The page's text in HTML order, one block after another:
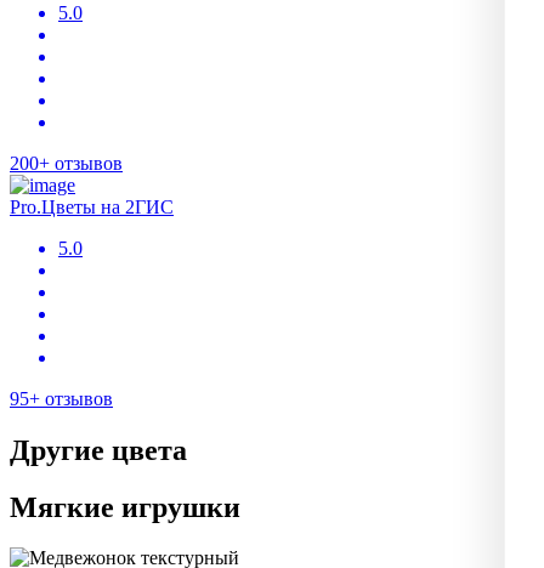
5.0
200+ отзывов
Pro.Цветы на 2ГИС
5.0
95+ отзывов
Другие цвета
Мягкие игрушки